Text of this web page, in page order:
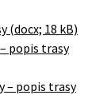
(docx; 18 kB)
popis trasy
– popis trasy